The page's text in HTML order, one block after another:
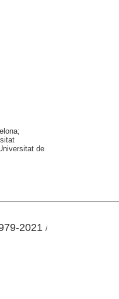
de
2021 /